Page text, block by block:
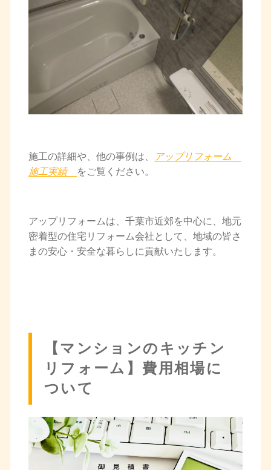
施工の詳細や、他の事例は、
アップリフォーム
施工実績
をご覧ください。
アップリフォームは、千葉市近郊を中心に、地元
密着型の住宅リフォーム会社として、地域の皆さ
まの安心・安全な暮らしに貢献いたします。
【マンションのキッチン
リフォーム】費用相場に
ついて